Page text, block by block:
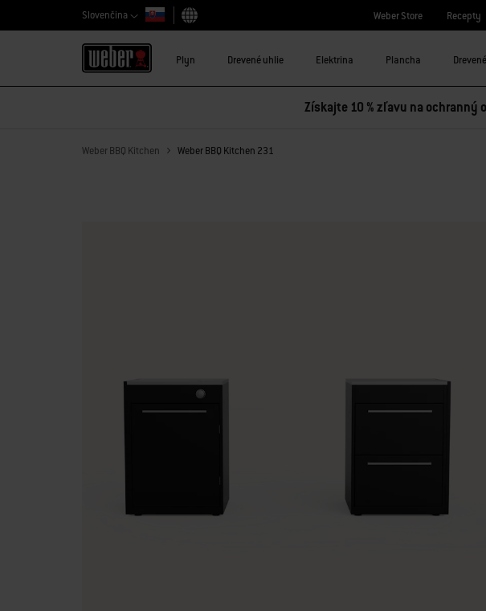
Slovenčina
Vybrať krajinu
Weber Store Recepty
Plyn Drevené uhlie Elektrina Plancha
Získajte 10 % zľavu na ochranný
Weber BBQ Kitchen Weber BBQ Kitchen 231